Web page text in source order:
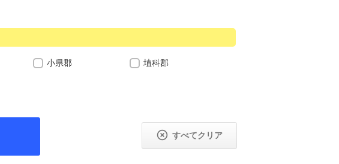
小県郡
埴科郡
 すべてクリア